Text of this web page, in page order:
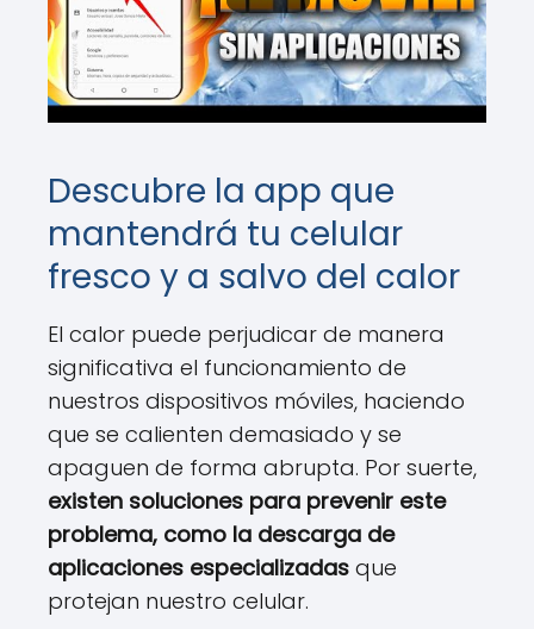
Descubre la app que
mantendrá tu celular
fresco y a salvo del calor
El calor puede perjudicar de manera
significativa el funcionamiento de
nuestros dispositivos móviles, haciendo
que se calienten demasiado y se
apaguen de forma abrupta. Por suerte,
existen soluciones para prevenir este
problema, como la descarga de
aplicaciones especializadas que
protejan nuestro celular.